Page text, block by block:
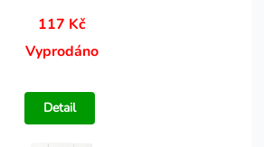
117 Kč
Vyprodáno
Detail